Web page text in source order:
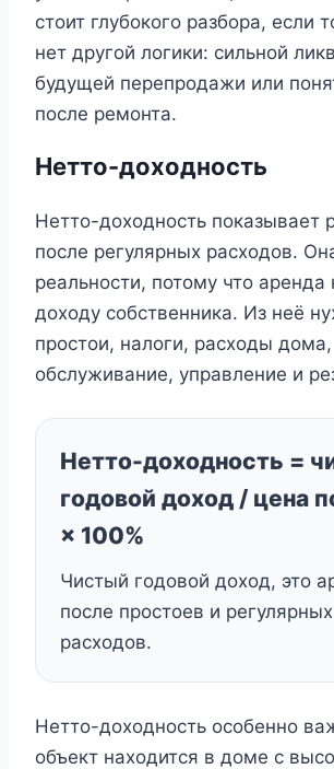
стоит глубокого разбора, если
нет другой логики: сильной
будущей перепродажи или
после ремонта.
Нетто-доходность
Нетто-доходность показывает
после регулярных расходов.
реальности, потому что аренда
доходу собственника. Из неё
простои, налоги, расходы дома,
обслуживание, управление и
Нетто-доходность =
годовой доход / цена
× 100%
Чистый годовой доход, это
после простоев и регулярных
расходов.
Нетто-доходность особенно
объект находится в доме с